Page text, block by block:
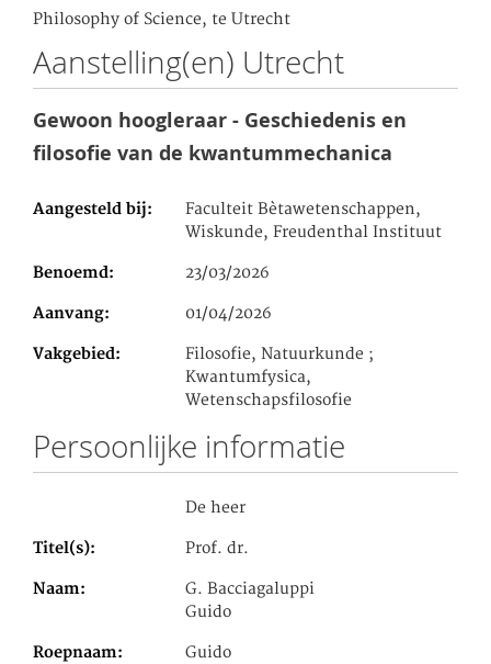
Philosophy of Science, te Utrecht
Aanstelling(en) Utrecht
Gewoon hoogleraar - Geschiedenis en
filosofie van de kwantummechanica
Aangesteld bij
Faculteit Bètawetenschappen,
Wiskunde, Freudenthal Instituut
Benoemd 23/03/2026
Aanvang 01/04/2026
Vakgebied
Filosofie, Natuurkunde ;
Kwantumfysica,
Wetenschapsfilosofie
Persoonlijke informatie
De heer
Titel(s) Prof. dr.
Naam
G. Bacciagaluppi
Guido
Roepnaam Guido